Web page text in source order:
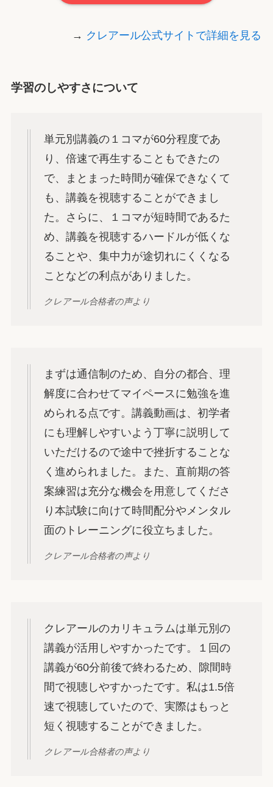
→ クレアール公式サイトで詳細を見る
学習のしやすさについて
単元別講義の１コマが60分程度であ
り、倍速で再生することもできたの
で、まとまった時間が確保できなくて
も、講義を視聴することができまし
た。さらに、１コマが短時間であるた
め、講義を視聴するハードルが低くな
ることや、集中力が途切れにくくなる
ことなどの利点がありました。
クレアール合格者の声より
まずは通信制のため、自分の都合、理
解度に合わせてマイペースに勉強を進
められる点です。講義動画は、初学者
にも理解しやすいよう丁寧に説明して
いただけるので途中で挫折することな
く進められました。また、直前期の答
案練習は充分な機会を用意してくださ
り本試験に向けて時間配分やメンタル
面のトレーニングに役立ちました。
クレアール合格者の声より
クレアールのカリキュラムは単元別の
講義が活用しやすかったです。１回の
講義が60分前後で終わるため、隙間時
間で視聴しやすかったです。私は1.5倍
速で視聴していたので、実際はもっと
短く視聴することができました。
クレアール合格者の声より